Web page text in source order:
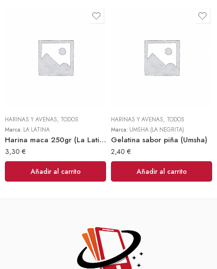
HARINAS Y AVENAS, TODOS
Marca: LA LATINA
Harina maca 250gr (La Latina)
3,30 €
Añadir al carrito
HARINAS Y AVENAS, TODOS
Marca: UMSHA (LA NEGRITA)
Gelatina sabor piña (Umsha)
2,40 €
Añadir al carrito